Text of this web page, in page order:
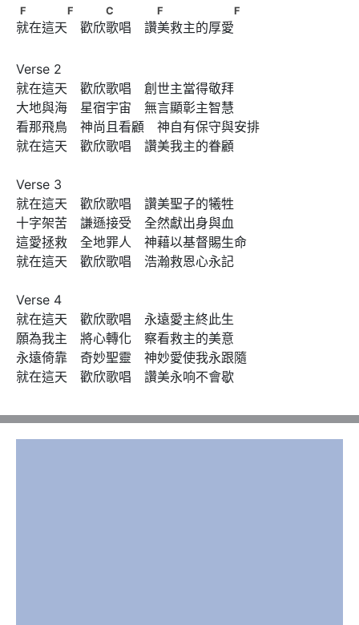
F　　　　F 　　C　　 　F　　　　　　F
F F C F F
就在這天　歡欣歌唱　讚美救主的厚愛
Verse 2
就在這天　歡欣歌唱　創世主當得敬拜
大地與海　星宿宇宙　無言顯彰主智慧
看那飛鳥　神尚且看顧　神自有保守與安排
就在這天　歡欣歌唱　讚美我主的眷顧
Verse 3
就在這天　歡欣歌唱　讚美聖子的犧牲
十字架苦　謙遜接受　全然獻出身與血
這愛拯救　全地罪人　神藉以基督賜生命
就在這天　歡欣歌唱　浩瀚救恩心永記
Verse 4
就在這天　歡欣歌唱　永遠愛主終此生
願為我主　將心轉化　察看救主的美意
永遠倚靠　奇妙聖靈　神妙愛使我永跟隨
就在這天　歡欣歌唱　讚美永响不會歇